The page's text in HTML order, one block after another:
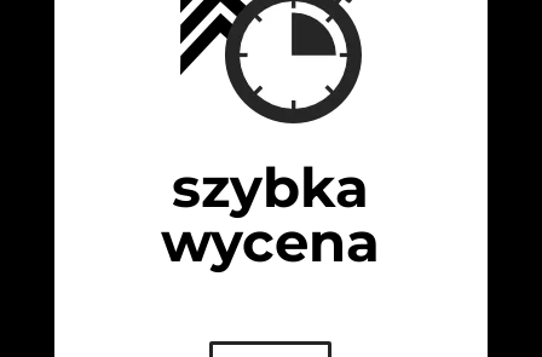
szybka
wycena